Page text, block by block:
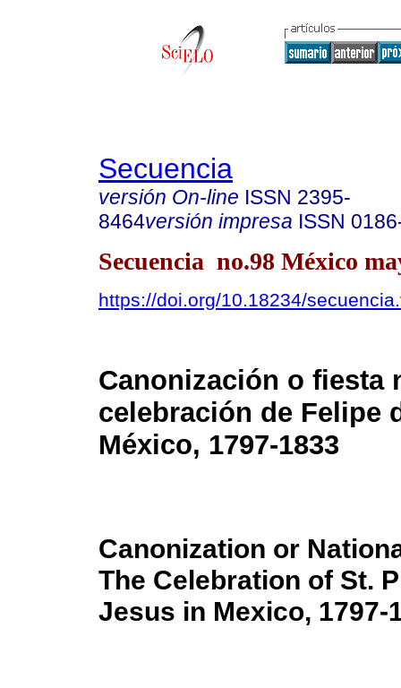
Secuencia
versión On-line ISSN 2395-
8464versión impresa ISSN
Secuencia no.98 México
https://doi.org/10.18234/
Canonización o fiesta
celebración de Felipe
México, 1797-1833
Canonization or
The Celebration of St.
Jesus in Mexico, 1797-